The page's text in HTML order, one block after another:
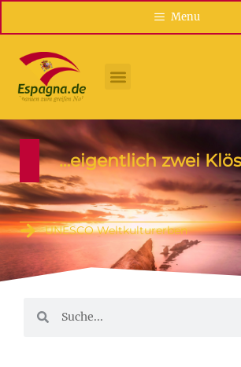
Menu
…eigentlich zwei
UNESCO Weltkulturerben